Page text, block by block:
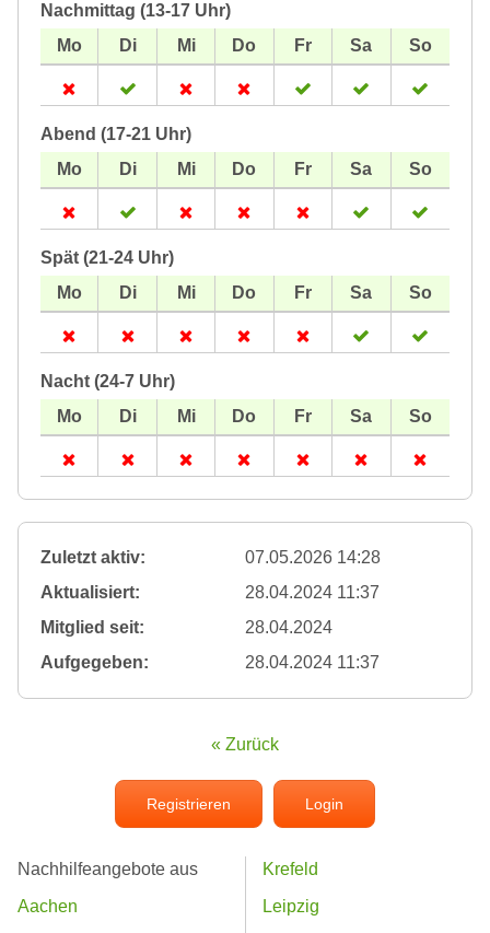
Nachmittag (13-17 Uhr)
Abend (17-21 Uhr)
Spät (21-24 Uhr)
Nacht (24-7 Uhr)
Zuletzt aktiv:
07.05.2026 14:28
Aktualisiert:
28.04.2024 11:37
Mitglied seit:
28.04.2024
Aufgegeben:
28.04.2024 11:37
« Zurück
Registrieren Login
Nachhilfeangebote aus
Aachen
Krefeld
Leipzig